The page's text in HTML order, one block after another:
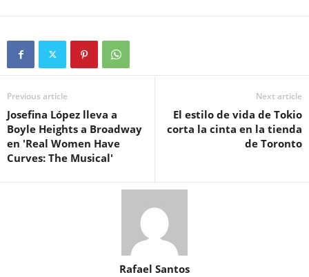
Previous article
Josefina López lleva a
Boyle Heights a Broadway
en 'Real Women Have
Curves: The Musical'
Next article
El estilo de vida de Tokio
corta la cinta en la tienda
de Toronto
Rafael Santos